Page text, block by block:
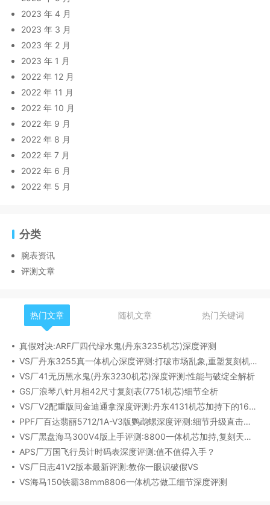
2023 年 4 月
2023 年 3 月
2023 年 2 月
2023 年 1 月
2022 年 12 月
2022 年 11 月
2022 年 10 月
2022 年 9 月
2022 年 8 月
2022 年 7 月
2022 年 6 月
2022 年 5 月
分类
腕表资讯
评测文章
热门文章 随机文章 热门关键词
真假对决:ARF厂四代绿水鬼(丹东3235机芯)深度评测
VS厂丹东3255真一体机心深度评测:打破市场乱象,重塑复刻机芯新标杆​
VS厂41无历黑水鬼(丹东3230机芯)深度评测:性能与破绽全解析
GS厂浪琴八针月相42尺寸复刻表(7751机芯)细节全析
VS厂V2配重版间金迪通拿深度评测:丹东4131机芯加持下的165克精密之作​
PPF厂百达翡丽5712/1A-V3版鹦鹉螺深度评测:细节升级直击正品
VS厂黑盘海马300V4版上手评测:8800一体机芯加持,复刻天花板实至名归?
APS厂万国飞行员计时码表深度评测:值不值得入手？
VS厂日志41V2版本最新评测:教你一眼识破假VS
VS海马150铁霸38mm8806一体机芯做工细节深度评测